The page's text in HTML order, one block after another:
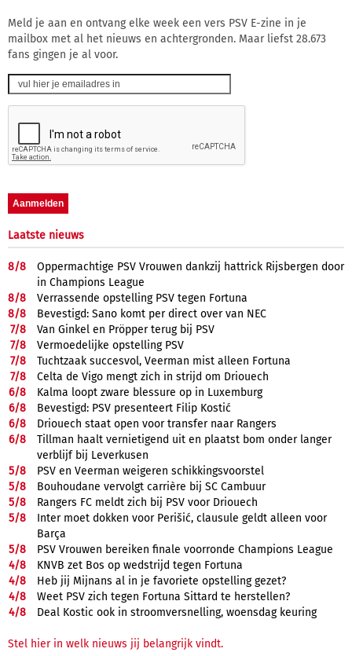
Meld je aan en ontvang elke week een vers PSV E-zine in je
mailbox met al het nieuws en achtergronden. Maar liefst 28.673
fans gingen je al voor.
Laatste nieuws
8/8
Oppermachtige PSV Vrouwen dankzij hattrick Rijsbergen door
in Champions League
8/8
Verrassende opstelling PSV tegen Fortuna
8/8
Bevestigd: Sano komt per direct over van NEC
7/8
Van Ginkel en Pröpper terug bij PSV
7/8
Vermoedelijke opstelling PSV
7/8
Tuchtzaak succesvol, Veerman mist alleen Fortuna
7/8
Celta de Vigo mengt zich in strijd om Driouech
6/8
Kalma loopt zware blessure op in Luxemburg
6/8
Bevestigd: PSV presenteert Filip Kostić
6/8
Driouech staat open voor transfer naar Rangers
6/8
Tillman haalt vernietigend uit en plaatst bom onder langer
verblijf bij Leverkusen
5/8
PSV en Veerman weigeren schikkingsvoorstel
5/8
Bouhoudane vervolgt carrière bij SC Cambuur
5/8
Rangers FC meldt zich bij PSV voor Driouech
5/8
Inter moet dokken voor Perišić, clausule geldt alleen voor
Barça
5/8
PSV Vrouwen bereiken finale voorronde Champions League
4/8
KNVB zet Bos op wedstrijd tegen Fortuna
4/8
Heb jij Mijnans al in je favoriete opstelling gezet?
4/8
Weet PSV zich tegen Fortuna Sittard te herstellen?
4/8 Deal Kostic ook in stroomversnelling, woensdag keuring
Stel hier in welk nieuws jij belangrijk vindt.